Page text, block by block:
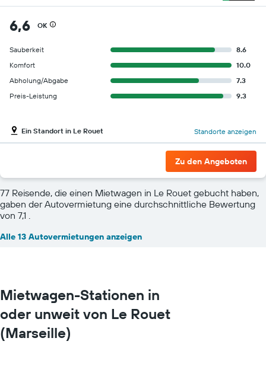
6,6 OK
Sauberkeit
8.6
Komfort
10.0
Abholung/Abgabe
7.3
Preis-Leistung
9.3
Ein Standort in Le Rouet Standorte anzeigen
Zu den Angeboten
77 Reisende, die einen Mietwagen in Le Rouet gebucht haben,
gaben der Autovermietung eine durchschnittliche Bewertung
von 7,1 .
Alle 13 Autovermietungen anzeigen
Mietwagen-Stationen in
oder unweit von Le Rouet
(Marseille)